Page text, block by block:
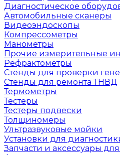
Диагностическое
Автомобильные сканеры
Видеоэндоскопы
Компрессометры
Манометры
Прочие измерительные
Рефрактометры
Стенды для проверки
Стенды для ремонта ТНВД
Термометры
Тестеры
Тестеры подвески
Толщиномеры
Ультразвуковые мойки
Установки для
Запчасти и аксессуары